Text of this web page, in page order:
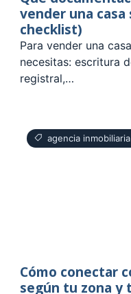
vender una
checklist)
Para vender una
necesitas: escritura
registral,…
agencia
Cómo conectar
según tu zona y